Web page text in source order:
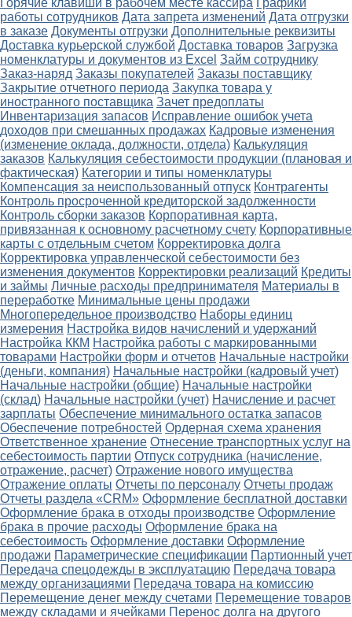
Горячие клавиши в рабочем месте кассира Графики
работы сотрудников Дата запрета изменений Дата отгрузки
в заказе Документы отгрузки Дополнительные реквизиты
Доставка курьерской службой Доставка товаров Загрузка
номенклатуры и документов из Excel Займ сотруднику
Заказ-наряд Заказы покупателей Заказы поставщику
Закрытие отчетного периода Закупка товара у
иностранного поставщика Зачет предоплаты
Инвентаризация запасов Исправление ошибок учета
доходов при смешанных продажах Кадровые изменения
(изменение оклада, должности, отдела) Калькуляция
заказов Калькуляция себестоимости продукции (плановая и
фактическая) Категории и типы номенклатуры
Компенсация за неиспользованный отпуск Контрагенты
Контроль просроченной кредиторской задолженности
Контроль сборки заказов Корпоративная карта,
привязанная к основному расчетному счету Корпоративные
карты с отдельным счетом Корректировка долга
Корректировка управленческой себестоимости без
изменения документов Корректировки реализаций Кредиты
и займы Личные расходы предпринимателя Материалы в
переработке Минимальные цены продажи
Многопередельное производство Наборы единиц
измерения Настройка видов начислений и удержаний
Настройка ККМ Настройка работы с маркированными
товарами Настройки форм и отчетов Начальные настройки
(деньги, компания) Начальные настройки (кадровый учет)
Начальные настройки (общие) Начальные настройки
(склад) Начальные настройки (учет) Начисление и расчет
зарплаты Обеспечение минимального остатка запасов
Обеспечение потребностей Ордерная схема хранения
Ответственное хранение Отнесение транспортных услуг на
себестоимость партии Отпуск сотрудника (начисление,
отражение, расчет) Отражение нового имущества
Отражение оплаты Отчеты по персоналу Отчеты продаж
Отчеты раздела «CRM» Оформление бесплатной доставки
Оформление брака в отходы производстве Оформление
брака в прочие расходы Оформление брака на
себестоимость Оформление доставки Оформление
продажи Параметрические спецификации Партионный учет
Передача спецодежды в эксплуатацию Передача товара
между организациями Передача товара на комиссию
Перемещение денег между счетами Перемещение товаров
между складами и ячейками Перенос долга на другого